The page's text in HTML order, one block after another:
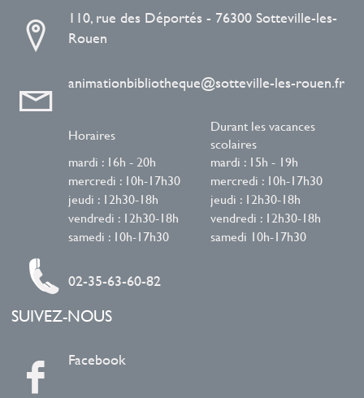
110, rue des Déportés - 76300 Sotteville-les-
Rouen
animationbibliotheque@sotteville-les-rouen.fr
Horaires
Durant les vacances
scolaires
mardi : 16h - 20h
mardi : 15h - 19h
mercredi : 10h-17h30
mercredi : 10h-17h30
jeudi : 12h30-18h
jeudi : 12h30-18h
vendredi : 12h30-18h
vendredi : 12h30-18h
samedi : 10h-17h30
samedi 10h-17h30
02-35-63-60-82
SUIVEZ-NOUS
Facebook